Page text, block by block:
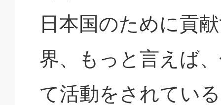
日本国のために貢
界、もっと言えば
て活動をされてい